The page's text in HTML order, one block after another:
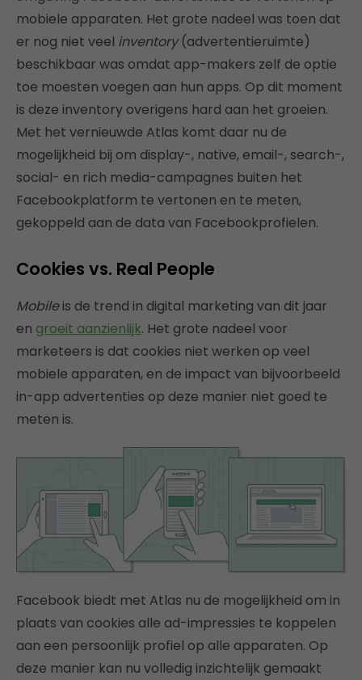
mobiele apparaten. Het grote nadeel was toen dat
er nog niet veel inventory(advertentieruimte)
beschikbaar was omdat app-makers zelf de optie
toe moesten voegen aan hun apps. Op dit moment
is deze inventory overigens hard aan het groeien.
Met het vernieuwde Atlas komt daar nu de
mogelijkheid bij om display-, native, email-, search-,
social- en rich media-campagnes buiten het
Facebookplatform te vertonen en te meten,
gekoppeld aan de data van Facebookprofielen.
Cookies vs. Real People
Mobileis de trend in digital marketing van dit jaar
en groeit aanzienlijk. Het grote nadeel voor
marketeers is dat cookies niet werken op veel
mobiele apparaten, en de impact van bijvoorbeeld
in-app advertenties op deze manier niet goed te
meten is.
Facebook biedt met Atlas nu de mogelijkheid om in
plaats van cookies alle ad-impressies te koppelen
aan een persoonlijk profiel op alle apparaten. Op
deze manier kan nu volledig inzichtelijk gemaakt